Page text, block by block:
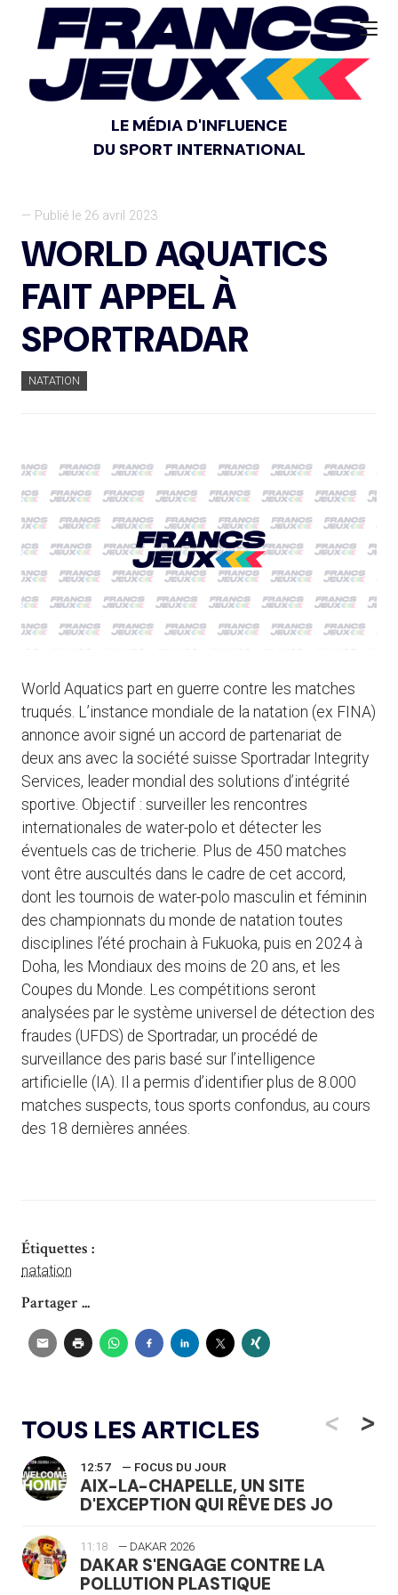
LE MÉDIA D'INFLUENCE
DU SPORT INTERNATIONAL
— Publié le 26 avril 2023
WORLD AQUATICS
FAIT APPEL À
SPORTRADAR
NATATION
World Aquatics part en guerre contre les matches
truqués. L’instance mondiale de la natation (ex FINA)
annonce avoir signé un accord de partenariat de
deux ans avec la société suisse Sportradar Integrity
Services, leader mondial des solutions d’intégrité
sportive. Objectif : surveiller les rencontres
internationales de water-polo et détecter les
éventuels cas de tricherie. Plus de 450 matches
vont être auscultés dans le cadre de cet accord,
dont les tournois de water-polo masculin et féminin
des championnats du monde de natation toutes
disciplines l’été prochain à Fukuoka, puis en 2024 à
Doha, les Mondiaux des moins de 20 ans, et les
Coupes du Monde. Les compétitions seront
analysées par le système universel de détection des
fraudes (UFDS) de Sportradar, un procédé de
surveillance des paris basé sur l’intelligence
artificielle (IA). Il a permis d’identifier plus de 8.000
matches suspects, tous sports confondus, au cours
des 18 dernières années.
Étiquettes :
natation
Partager ...
TOUS LES ARTICLES <
12:57 — FOCUS DU JOUR
AIX-LA-CHAPELLE, UN SITE
D'EXCEPTION QUI RÊVE DES JO
11:18 — DAKAR 2026
DAKAR S'ENGAGE CONTRE LA
POLLUTION PLASTIQUE
>